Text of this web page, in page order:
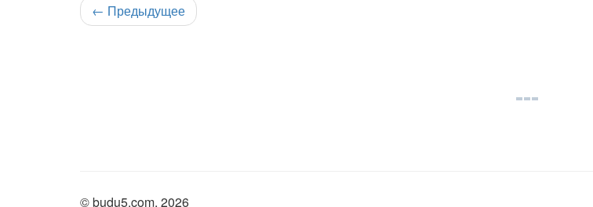
← Предыдущее
© budu5.com, 2026